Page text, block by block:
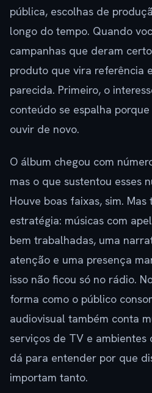
pública, escolhas de
longo do tempo. Quando
campanhas que deram
produto que vira referência
parecida. Primeiro, o
conteúdo se espalha
ouvir de novo.
O álbum chegou com
mas o que sustentou esses
Houve boas faixas, sim.
estratégia: músicas com
bem trabalhadas, uma
atenção e uma presença
isso não ficou só no rádio.
forma como o público
audiovisual também conta
serviços de TV e ambientes
dá para entender por que
importam tanto.